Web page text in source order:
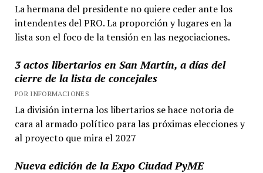
La hermana del presidente no quiere ceder ante los
intendentes del PRO. La proporción y lugares en la
lista son el foco de la tensión en las negociaciones.
3 actos libertarios en San Martín, a días del
cierre de la lista de concejales
POR INFORMACIONES
La división interna los libertarios se hace notoria de
cara al armado político para las próximas elecciones y
al proyecto que mira el 2027
Nueva edición de la Expo Ciudad PyME